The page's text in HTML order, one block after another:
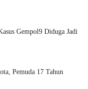
Gempol9 Diduga Jadi
Pemuda 17 Tahun